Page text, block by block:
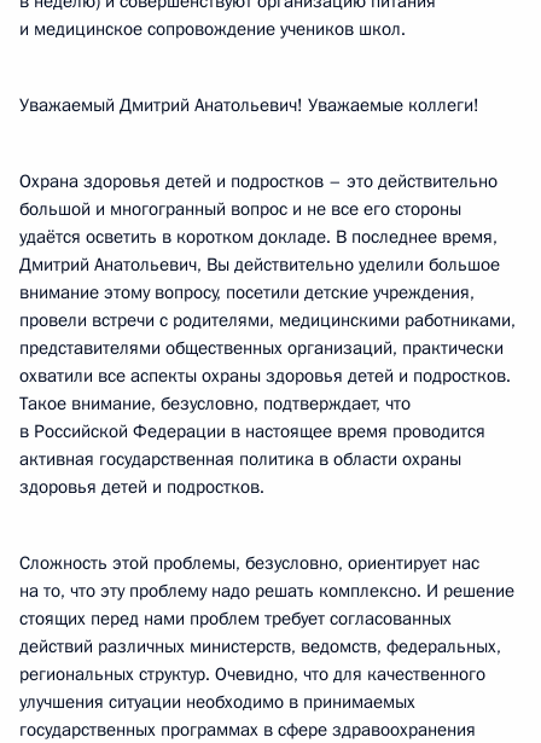
и медицинское сопровождение учеников школ.
Уважаемый Дмитрий Анатольевич! Уважаемые коллеги!
Охрана здоровья детей и подростков – это действительно
большой и многогранный вопрос и не все его стороны
удаётся осветить в коротком докладе. В последнее время,
Дмитрий Анатольевич, Вы действительно уделили большое
внимание этому вопросу, посетили детские учреждения,
провели встречи с родителями, медицинскими работниками,
представителями общественных организаций, практически
охватили все аспекты охраны здоровья детей и подростков.
Такое внимание, безусловно, подтверждает, что
в Российской Федерации в настоящее время проводится
активная государственная политика в области охраны
здоровья детей и подростков.
Сложность этой проблемы, безусловно, ориентирует нас
на то, что эту проблему надо решать комплексно. И решение
стоящих перед нами проблем требует согласованных
действий различных министерств, ведомств, федеральных,
региональных структур. Очевидно, что для качественного
улучшения ситуации необходимо в принимаемых
государственных программах в сфере здравоохранения